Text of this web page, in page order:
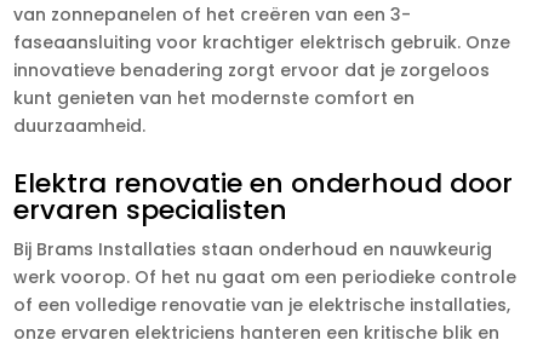
van zonnepanelen of het creëren van een 3-
faseaansluiting voor krachtiger elektrisch gebruik. Onze
innovatieve benadering zorgt ervoor dat je zorgeloos
kunt genieten van het modernste comfort en
duurzaamheid.
Elektra renovatie en onderhoud door
ervaren specialisten
Bij Brams Installaties staan onderhoud en nauwkeurig
werk voorop. Of het nu gaat om een periodieke controle
of een volledige renovatie van je elektrische installaties,
onze ervaren elektriciens hanteren een kritische blik en